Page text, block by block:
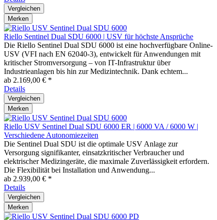
Vergleichen
Merken
Riello Sentinel Dual SDU 6000 | USV für höchste Ansprüche
Die Riello Sentinel Dual SDU 6000 ist eine hochverfügbare Online-
USV (VFI nach EN 62040-3), entwickelt für Anwendungen mit
kritischer Stromversorgung – von IT-Infrastruktur über
Industrieanlagen bis hin zur Medizintechnik. Dank echtem...
ab 2.169,00 € *
Details
Vergleichen
Merken
Riello USV Sentinel Dual SDU 6000 ER | 6000 VA / 6000 W |
Verschiedene Autonomiezeiten
Die Sentinel Dual SDU ist die optimale USV Anlage zur
Versorgung signifikanter, einsatzkritischer Verbraucher und
elektrischer Medizingeräte, die maximale Zuverlässigkeit erfordern.
Die Flexibilität bei Installation und Anwendung...
ab 2.939,00 € *
Details
Vergleichen
Merken